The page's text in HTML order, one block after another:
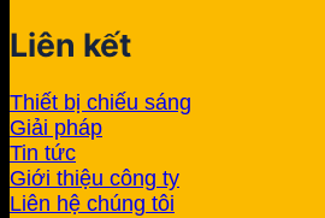
Liên kết
Thiết bị chiếu sáng
Giải pháp
Tin tức
Giới thiệu công ty
Liên hệ chúng tôi